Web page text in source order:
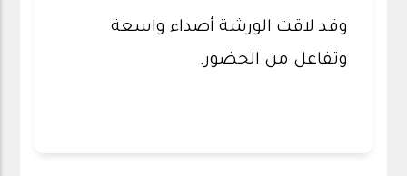
وقد لاقت الورشة أصداء واسعة
وتفاعل من الحضور.